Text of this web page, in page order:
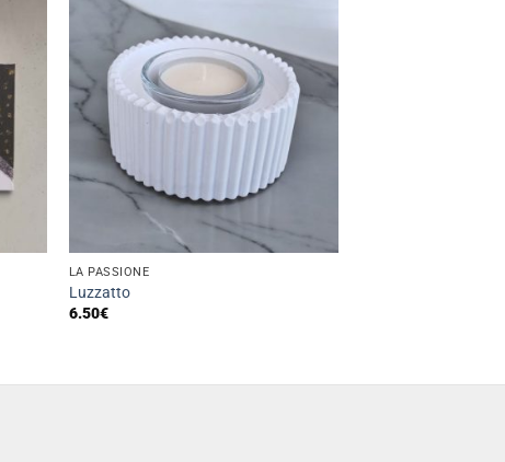
LA PASSIONE
Luzzatto
6.50€